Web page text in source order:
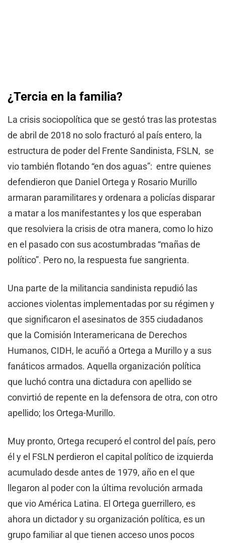
¿Tercia en la familia?
La crisis sociopolítica que se gestó tras las protestas
de abril de 2018 no solo fracturó al país entero, la
estructura de poder del Frente Sandinista, FSLN, se
vio también flotando “en dos aguas”: entre quienes
defendieron que Daniel Ortega y Rosario Murillo
armaran paramilitares y ordenara a policías disparar
a matar a los manifestantes y los que esperaban
que resolviera la crisis de otra manera, como lo hizo
en el pasado con sus acostumbradas “mañas de
político”. Pero no, la respuesta fue sangrienta.
Una parte de la militancia sandinista repudió las
acciones violentas implementadas por su régimen y
que significaron el asesinatos de 355 ciudadanos
que la Comisión Interamericana de Derechos
Humanos, CIDH, le acuñó a Ortega a Murillo y a sus
fanáticos armados. Aquella organización política
que luchó contra una dictadura con apellido se
convirtió de repente en la defensora de otra, con otro
apellido; los Ortega-Murillo.
Muy pronto, Ortega recuperó el control del país, pero
él y el FSLN perdieron el capital político de izquierda
acumulado desde antes de 1979, año en el que
llegaron al poder con la última revolución armada
que vio América Latina. El Ortega guerrillero, es
ahora un dictador y su organización política, es un
grupo familiar al que tienen acceso unos pocos